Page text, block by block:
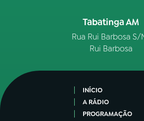
Tabatinga AM
Rua Rui Barbosa S/
Rui Barbosa
INÍCIO
A RÁDIO
PROGRAMAÇÃO